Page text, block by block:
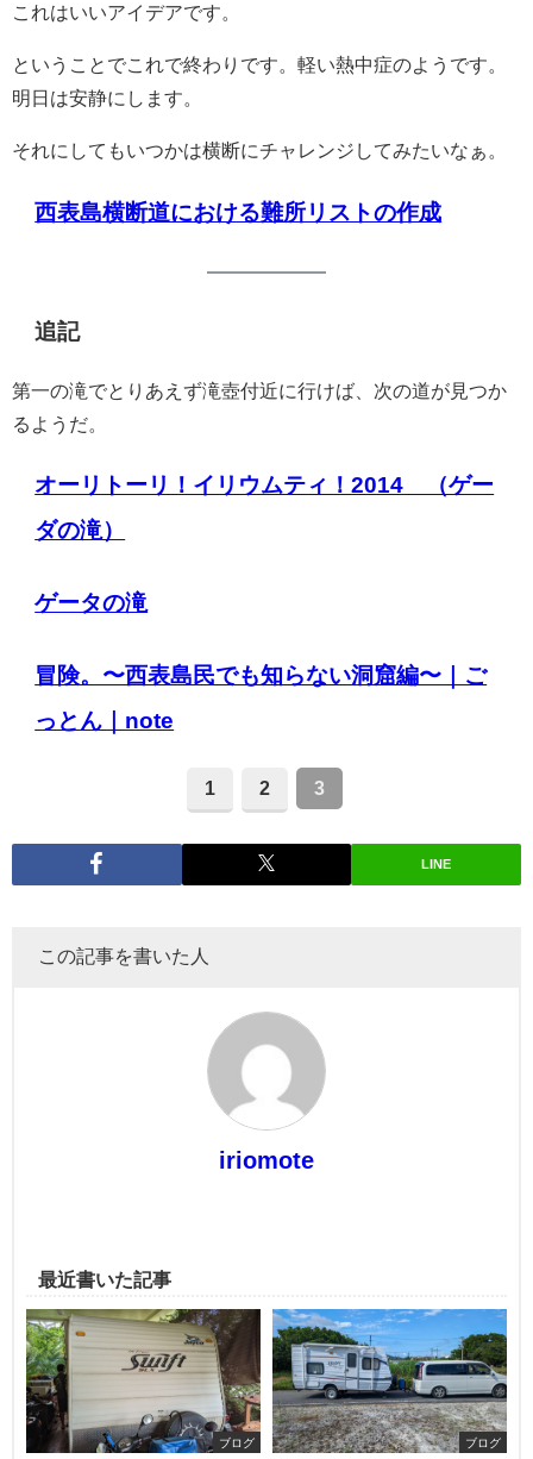
これはいいアイデアです。
ということでこれで終わりです。軽い熱中症のようです。
明日は安静にします。
それにしてもいつかは横断にチャレンジしてみたいなぁ。
西表島横断道における難所リストの作成
追記
第一の滝でとりあえず滝壺付近に行けば、次の道が見つか
るようだ。
オーリトーリ！イリウムティ！2014 （ゲー
ダの滝）
ゲータの滝
冒険。〜西表島民でも知らない洞窟編〜｜ご
っとん｜note
1 2 3
LINE
この記事を書いた人
iriomote
最近書いた記事
ブログ ブログ